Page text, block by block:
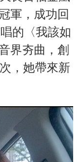
軍，成功回
的〈我該如
界夯曲，創
，她帶來新